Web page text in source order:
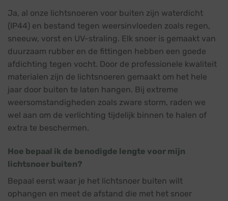
Ja, al onze lichtsnoeren voor buiten zijn waterdicht
(IP44) en bestand tegen weersinvloeden zoals regen,
sneeuw, vorst en UV-straling. Elk snoer is gemaakt van
duurzaam rubber en de fittingen hebben een goede
afdichting tegen vocht. Door de professionele kwaliteit
materialen zijn de lichtsnoeren gemaakt om het hele
jaar door buiten te laten hangen. Bij extreme
weersomstandigheden zoals zware storm, raden we
wel aan om de verlichting tijdelijk binnen te halen of
extra te beschermen.
Hoe bepaal ik de benodigde lengte voor mijn
lichtsnoer buiten?
Bepaal eerst waar je het lichtsnoer buiten wilt
ophangen en meet de afstand die met het snoer